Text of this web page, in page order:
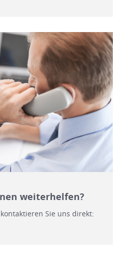
weiterhelfen?
Sie uns direkt: